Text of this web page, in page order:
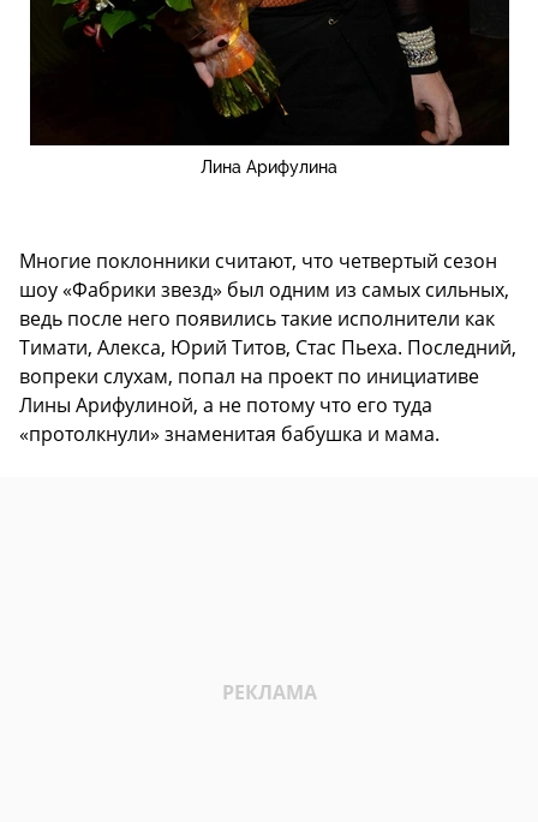
Лина Арифулина
Многие поклонники считают, что четвертый сезон
шоу «Фабрики звезд» был одним из самых сильных,
ведь после него появились такие исполнители как
Тимати, Алекса, Юрий Титов, Стас Пьеха. Последний,
вопреки слухам, попал на проект по инициативе
Лины Арифулиной, а не потому что его туда
«протолкнули» знаменитая бабушка и мама.